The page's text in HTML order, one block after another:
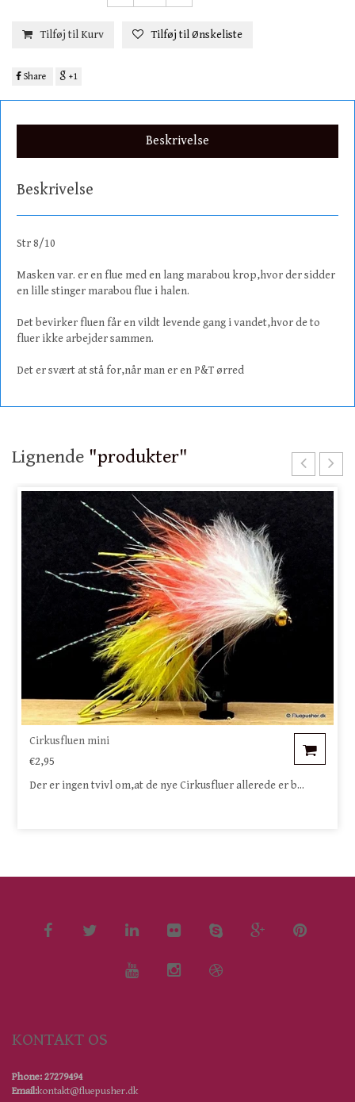
Tilføj til Kurv Tilføj til Ønskeliste
Share +1
Beskrivelse
Beskrivelse
Str 8/10
Masken var. er en flue med en lang marabou krop,hvor der sidder
en lille stinger marabou flue i halen.
Det bevirker fluen får en vildt levende gang i vandet,hvor de to
fluer ikke arbejder sammen.
Det er svært at stå for,når man er en P&T ørred
Lignende "produkter"
Cirkusfluen mini
€2,95
Der er ingen tvivl om,at de nye Cirkusfluer allerede er b...
KONTAKT OS
Phone: 27279494
Email:kontakt@fluepusher.dk